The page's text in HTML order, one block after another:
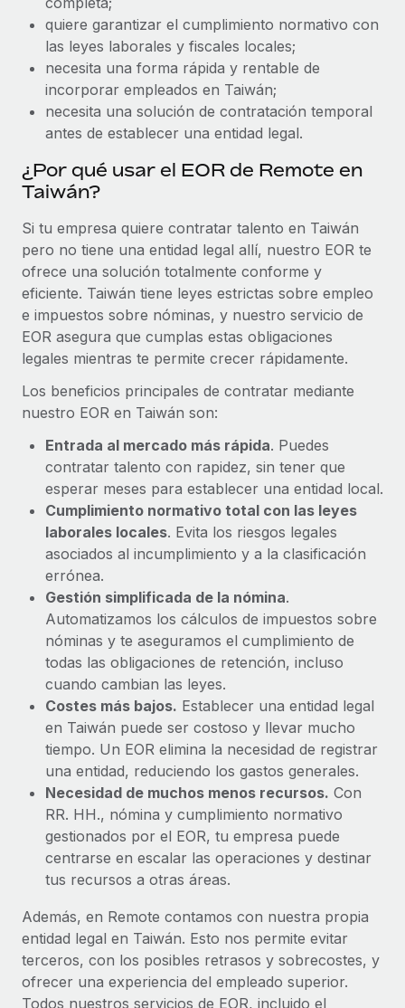
Prestaciones
Gestiona las prestaciones de los empleados sin
complicaciones.
Más información
Pento se convierte en un empleador equitativo
con Remote
Gestionar las nóminas internamente es complicado. Tardas
semanas en hacerlo manualmente y, al mes...
Más información
quiere garantizar el cumplimiento normativo con
las leyes laborales y fiscales locales;
necesita una forma rápida y rentable de
incorporar empleados en Taiwán;
necesita una solución de contratación temporal
antes de establecer una entidad legal.
¿Por qué usar el EOR de Remote en
Taiwán?
Si tu empresa quiere contratar talento en Taiwán
pero no tiene una entidad legal allí, nuestro EOR te
ofrece una solución totalmente conforme y
eficiente. Taiwán tiene leyes estrictas sobre empleo
e impuestos sobre nóminas, y nuestro servicio de
EOR asegura que cumplas estas obligaciones
legales mientras te permite crecer rápidamente.
Los beneficios principales de contratar mediante
nuestro EOR en Taiwán son:
Entrada al mercado más rápida. Puedes
contratar talento con rapidez, sin tener que
esperar meses para establecer una entidad local.
Cumplimiento normativo total con las leyes
laborales locales. Evita los riesgos legales
asociados al incumplimiento y a la clasificación
errónea.
Gestión simplificada de la nómina.
Automatizamos los cálculos de impuestos sobre
nóminas y te aseguramos el cumplimiento de
todas las obligaciones de retención, incluso
cuando cambian las leyes.
Costes más bajos. Establecer una entidad legal
en Taiwán puede ser costoso y llevar mucho
tiempo. Un EOR elimina la necesidad de registrar
una entidad, reduciendo los gastos generales.
Necesidad de muchos menos recursos. Con
RR. HH., nómina y cumplimiento normativo
gestionados por el EOR, tu empresa puede
centrarse en escalar las operaciones y destinar
tus recursos a otras áreas.
Además, en Remote contamos con nuestra propia
entidad legal en Taiwán. Esto nos permite evitar
terceros, con los posibles retrasos y sobrecostes, y
ofrecer una experiencia del empleado superior.
Todos nuestros servicios de EOR, incluido el